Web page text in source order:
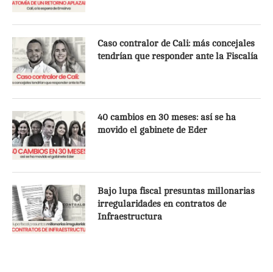
Caso contralor de Cali: más concejales
tendrían que responder ante la Fiscalía
40 cambios en 30 meses: así se ha
movido el gabinete de Eder
Bajo lupa fiscal presuntas millonarias
irregularidades en contratos de
Infraestructura